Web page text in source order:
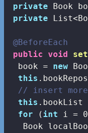
private Book
private
@BeforeEach
public void
  book =
new
this
// insert more
this .bookList
for ( int i = 0
Book